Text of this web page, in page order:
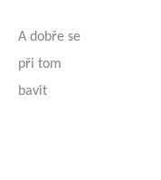
A dobře se
při tom
bavit